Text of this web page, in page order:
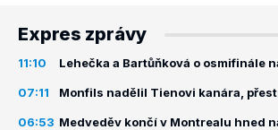
Expres zprávy
11:10 Lehečka a Bartůňková o osmifinále
07:11 Monfils nadělil Tienovi kanára,
06:53 Medveděv končí v Montrealu hned